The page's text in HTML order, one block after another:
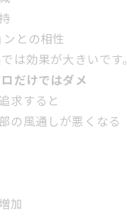
ンとの相性
は効果が大きいです。
だけではダメ
求すると
の風通しが悪くなる
加